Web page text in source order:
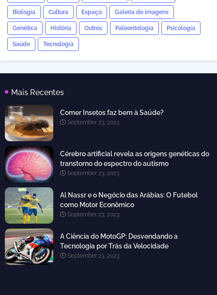
Biologia Cultura Espaço Galeria de imagens
Genética História Outros Paleontologia Psicologia
Saúde Tecnologia
Mais Recentes
Comer Insetos faz bem à Saúde?
September 23, 2023
Cérebro artificial revela as origens genéticas do
transtorno do espectro do autismo
September 23, 2023
Al Nassr e o Negócio das Arábias: O Futebol
como Motor Econômico
September 23, 2023
A Ciência do MotoGP: Desvendando a
Tecnologia por Trás da Velocidade
September 23, 2023